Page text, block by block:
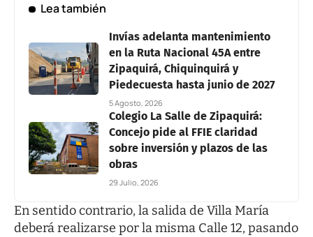
Lea también
Invías adelanta mantenimiento
en la Ruta Nacional 45A entre
Zipaquirá, Chiquinquirá y
Piedecuesta hasta junio de 2027
5 Agosto, 2026
Colegio La Salle de Zipaquirá:
Concejo pide al FFIE claridad
sobre inversión y plazos de las
obras
29 Julio, 2026
En sentido contrario, la salida de Villa María
deberá realizarse por la misma Calle 12, pasando